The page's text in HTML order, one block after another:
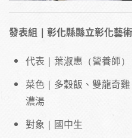
發表組｜彰化縣縣立彰化藝
代表｜葉淑惠（營養師）
菜色｜多穀飯、雙龍奇
濃湯
對象｜國中生